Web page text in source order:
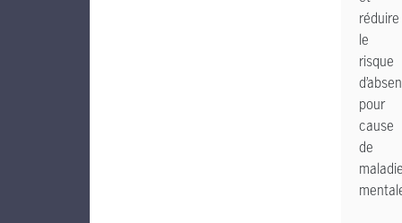
réduire
le
risque
pour
cause
de